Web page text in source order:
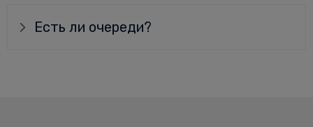
Есть ли очереди?